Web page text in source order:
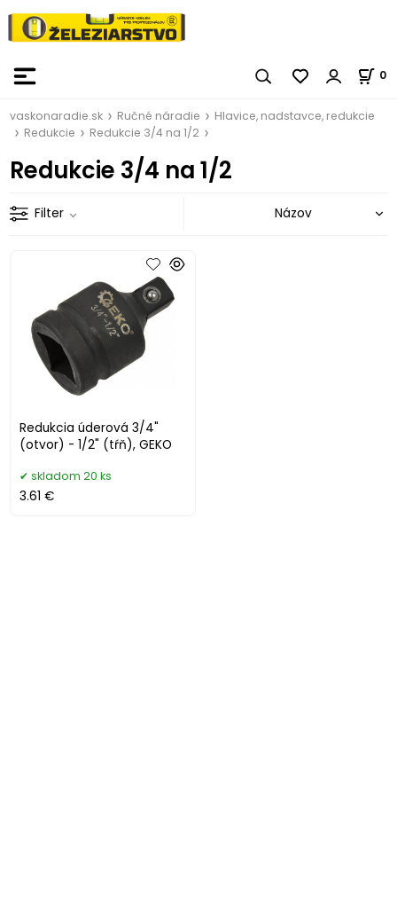
0
vaskonaradie.sk Ručné náradie
Hlavice, nadstavce, redukcie
Redukcie
Redukcie 3/4 na 1/2
Redukcie 3/4 na 1/2
Filter
Redukcia úderová 3/4"
(otvor) - 1/2" (tŕň), GEKO
skladom 20 ks
3.61 €